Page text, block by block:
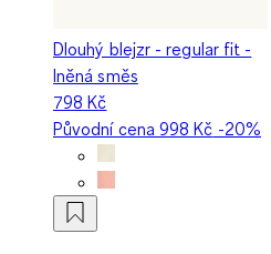
Dlouhý blejzr - regular fit -
lněná směs
798 Kč
Původní cena998 Kč -20%